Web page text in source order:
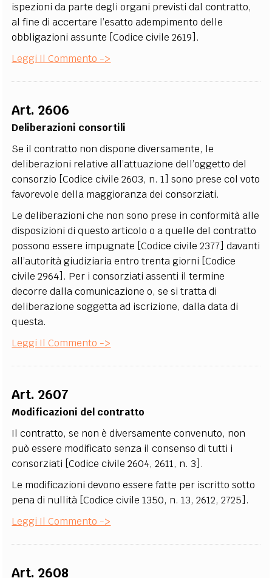
ispezioni da parte degli organi previsti dal contratto,
al fine di accertare l’esatto adempimento delle
obbligazioni assunte [Codice civile 2619].
Leggi Il Commento ->
Art. 2606
Deliberazioni consortili
Se il contratto non dispone diversamente, le
deliberazioni relative all’attuazione dell’oggetto del
consorzio [Codice civile 2603, n. 1] sono prese col voto
favorevole della maggioranza dei consorziati.
Le deliberazioni che non sono prese in conformità alle
disposizioni di questo articolo o a quelle del contratto
possono essere impugnate [Codice civile 2377] davanti
all’autorità giudiziaria entro trenta giorni [Codice
civile 2964]. Per i consorziati assenti il termine
decorre dalla comunicazione o, se si tratta di
deliberazione soggetta ad iscrizione, dalla data di
questa.
Leggi Il Commento ->
Art. 2607
Modificazioni del contratto
Il contratto, se non è diversamente convenuto, non
può essere modificato senza il consenso di tutti i
consorziati [Codice civile 2604, 2611, n. 3].
Le modificazioni devono essere fatte per iscritto sotto
pena di nullità [Codice civile 1350, n. 13, 2612, 2725].
Leggi Il Commento ->
Art. 2608